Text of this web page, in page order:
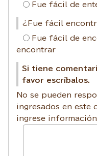
Fue fácil de
¿Fue fácil
Fue fácil de
encontrar
Si tiene
favor escríbalos.
No se pueden
ingresados en este
ingrese información